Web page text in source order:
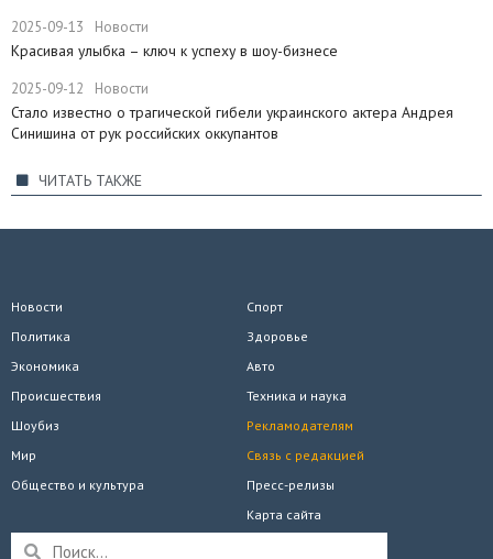
2025-09-13 Новости
Красивая улыбка – ключ к успеху в шоу-бизнесе
2025-09-12 Новости
Стало известно о трагической гибели украинского актера Андрея
Синишина от рук российских оккупантов
ЧИТАТЬ ТАКЖЕ
Новости
Политика
Экономика
Происшествия
Спорт
Здоровье
Авто
Техника и наука
Шоубиз
Мир
Общество и культура
Рекламодателям
Связь с редакцией
Пресс-релизы
Карта сайта